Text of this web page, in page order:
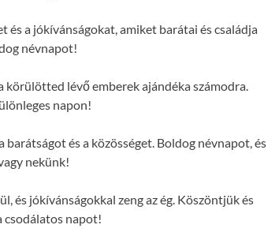
és a jókívánságokat, amiket barátai és családja
névnapot!
körülötted lévő emberek ajándéka számodra.
napon!
és a közösséget. Boldog névnapot, és
nekünk!
és jókívánságokkal zeng az ég. Köszöntjük és
csodálatos napot!